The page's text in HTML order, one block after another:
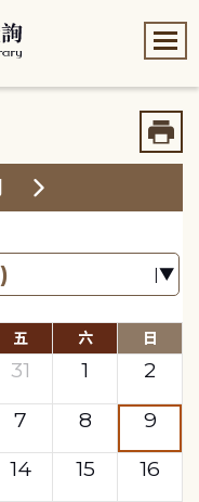
五 六 日
31 1
2
7 8
9
14 15
16